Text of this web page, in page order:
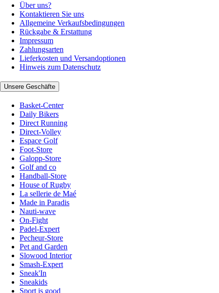
Über uns?
Kontaktieren Sie uns
Allgemeine Verkaufsbedingungen
Rückgabe & Erstattung
Impressum
Zahlungsarten
Lieferkosten und Versandoptionen
Hinweis zum Datenschutz
Unsere Geschäfte
Basket-Center
Daily Bikers
Direct Running
Direct-Volley
Espace Golf
Foot-Store
Galopp-Store
Golf and co
Handball-Store
House of Rugby
La sellerie de Maé
Made in Paradis
Nauti-wave
On-Fight
Padel-Expert
Pecheur-Store
Pet and Garden
Slowood Interior
Smash-Expert
Sneak'In
Sneakids
Sport is good